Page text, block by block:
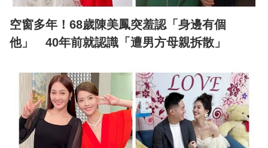
空窗多年！68歲陳美鳳突羞認「身邊有個
他」 40年前就認識「遭男方母親拆散」